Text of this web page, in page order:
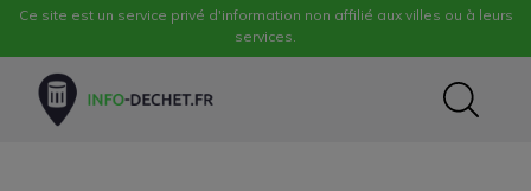
Ce site est un service privé d'information non affilié aux villes ou à leurs
services.